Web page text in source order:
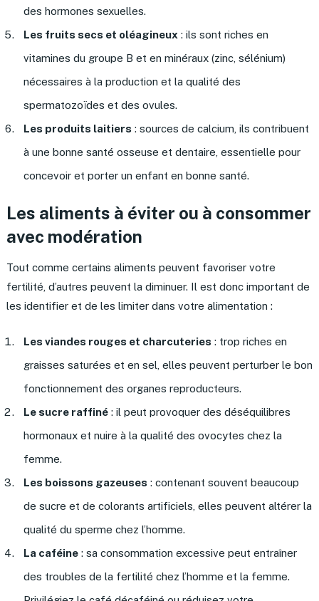
des hormones sexuelles.
Les fruits secs et oléagineux : ils sont riches en
vitamines du groupe B et en minéraux (zinc, sélénium)
nécessaires à la production et la qualité des
spermatozoïdes et des ovules.
Les produits laitiers : sources de calcium, ils contribuent
à une bonne santé osseuse et dentaire, essentielle pour
concevoir et porter un enfant en bonne santé.
Les aliments à éviter ou à consommer
avec modération
Tout comme certains aliments peuvent favoriser votre
fertilité, d’autres peuvent la diminuer. Il est donc important de
les identifier et de les limiter dans votre alimentation :
Les viandes rouges et charcuteries : trop riches en
graisses saturées et en sel, elles peuvent perturber le bon
fonctionnement des organes reproducteurs.
Le sucre raffiné: il peut provoquer des déséquilibres
hormonaux et nuire à la qualité des ovocytes chez la
femme.
Les boissons gazeuses : contenant souvent beaucoup
de sucre et de colorants artificiels, elles peuvent altérer la
qualité du sperme chez l’homme.
La caféine: sa consommation excessive peut entraîner
des troubles de la fertilité chez l’homme et la femme.